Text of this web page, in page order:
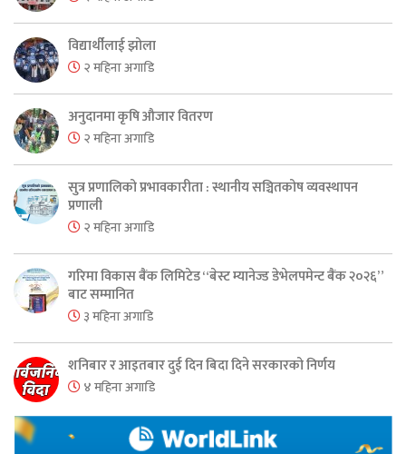
विद्यार्थीलाई झोला
२ महिना अगाडि
अनुदानमा कृषि औजार वितरण
२ महिना अगाडि
सुत्र प्रणालिको प्रभावकारीता : स्थानीय सञ्चितकोष व्यवस्थापन
प्रणाली
२ महिना अगाडि
गरिमा विकास बैंक लिमिटेड “बेस्ट म्यानेज्ड डेभेलपमेन्ट बैंक २०२६”
बाट सम्मानित
३ महिना अगाडि
शनिबार र आइतबार दुई दिन बिदा दिने सरकारको निर्णय
४ महिना अगाडि